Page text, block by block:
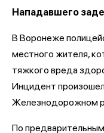
Нападавшего
В Воронеже
местного жителя,
тяжкого вреда
Инцидент
Железнодорожном
По